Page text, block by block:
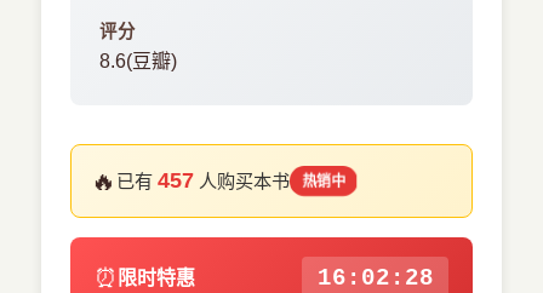
评分
8.6(豆瓣)
🔥 已有457 人购买本书 热销中
⏰ 限时特惠 16:02:27